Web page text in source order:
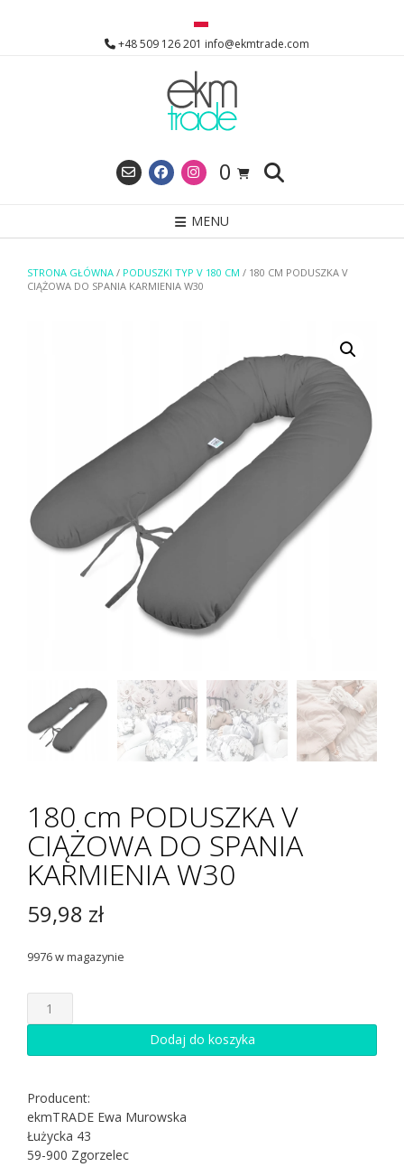
+48 509 126 201 info@ekmtrade.com
0
MENU
STRONA GŁÓWNA / PODUSZKI TYP V 180 CM / 180 CM PODUSZKA V
CIĄŻOWA DO SPANIA KARMIENIA W30
180 cm PODUSZKA V
CIĄŻOWA DO SPANIA
KARMIENIA W30
59,98 zł
9976 w magazynie
ilość
180
PODUSZKA
CIĄŻOWA
DO
SPANIA
KARMIENIA
Dodaj do koszyka
Producent:
ekmTRADE Ewa Murowska
Łużycka 43
59-900 Zgorzelec